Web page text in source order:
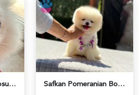
Hareketli minik bir tosuncuk - 6233 Safkan Pomeranian Boo Ruhsatlı Çiflikten - 6244